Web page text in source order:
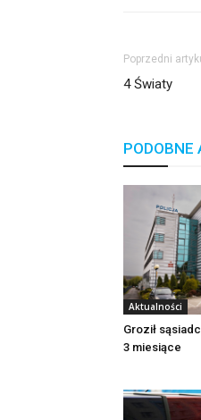
Poprzedni
4 Światy
PODOBNE
Aktualności
Groził
3 miesiące